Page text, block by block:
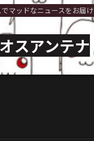
マッドなニュースをお届け
スアンテナ